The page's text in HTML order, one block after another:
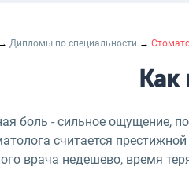
→ Дипломы по специальности →
Как
боль - сильное ощущение,
считается
врача недешево, время